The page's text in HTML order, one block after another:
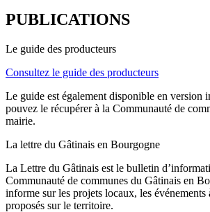
PUBLICATIONS
Le guide des producteurs
Consultez le guide des producteurs
Le guide est également disponible en version
pouvez le récupérer à la Communauté de
mairie.
La lettre du Gâtinais en Bourgogne
La Lettre du Gâtinais est le bulletin
Communauté de communes du Gâtinais en
informe sur les projets locaux, les événements
proposés sur le territoire.